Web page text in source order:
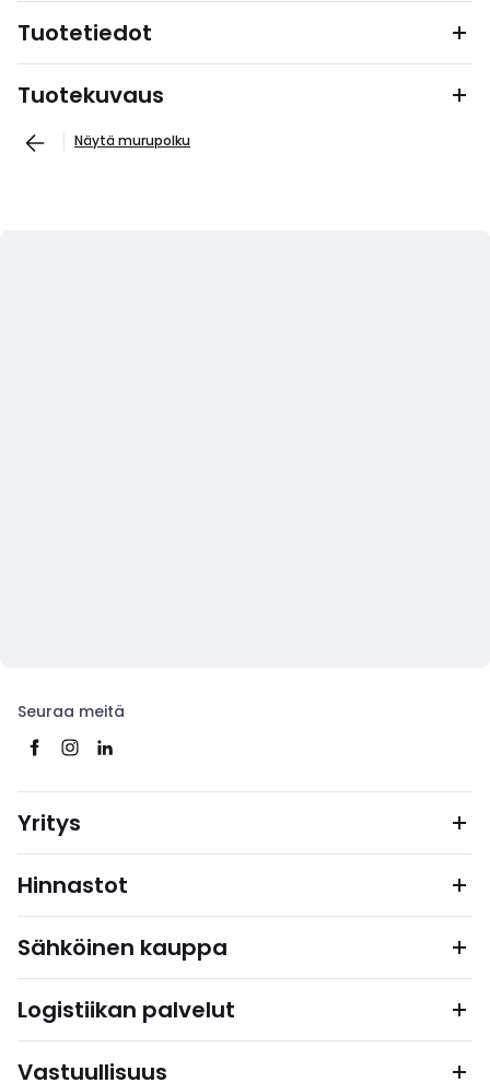
Tuotetiedot
Tuotekuvaus
Näytä murupolku
Seuraa meitä
Yritys
Hinnastot
Sähköinen kauppa
Logistiikan palvelut
Vastuullisuus